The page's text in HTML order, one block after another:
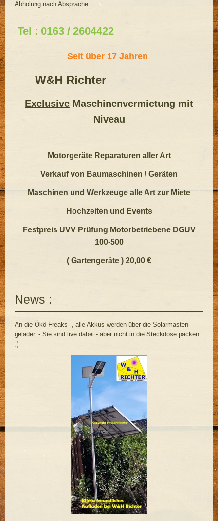
Abholung nach Absprache .
Tel : 0163 / 2604422
Seit über 17 Jahren ​
W&H Richter
Exclusive Maschinenvermietung mit
Niveau
Motorgeräte Reparaturen aller Art
Verkauf von Baumaschinen / Geräten
Maschinen und Werkzeuge alle Art zur Miete
Hochzeiten und Events
Festpreis UVV Prüfung Motorbetriebene DGUV
100-500
( Gartengeräte ) 20,00 €
News :
An die Ökö Freaks , alle Akkus werden über die Solarmasten
geladen - Sie sind live dabei - aber nicht in die Steckdose packen
;)